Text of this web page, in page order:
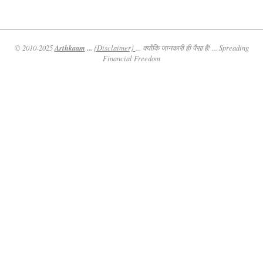
© 2010-2025Arthkaam ... {Disclaimer}
... क्योंकि जानकारी ही पैसा है! ... Spreading
Financial Freedom